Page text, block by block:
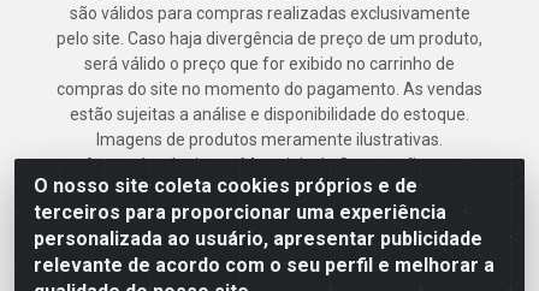
O nosso site coleta cookies próprios e de
terceiros para proporcionar uma experiência
personalizada ao usuário, apresentar publicidade
relevante de acordo com o seu perfil e melhorar a
são válidos para compras realizadas exclusivamente
pelo site. Caso haja divergência de preço de um produto,
será válido o preço que for exibido no carrinho de
compras do site no momento do pagamento. As vendas
estão sujeitas a análise e disponibilidade do estoque.
Imagens de produtos meramente ilustrativas.
Armazém Jenipapo Materiais de Construção em
Geral LTDA - Rua das Flores, 2691 - Guabiraba,
Recife/PE - CEP 52.291-630 - CNPJ
41.097.379/0001-